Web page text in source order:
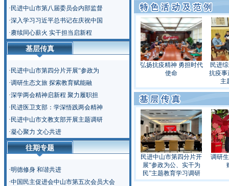
· 民进中山市第八届委员会内部监督
·深入学习习近平总书记在庆祝中国
·赓续同心薪火 实干担当启新程
基层传真
· 民进中山市第四分片开展“参政为
·调研生态文旅 探索教育赋能融
·深学两会精神启新程 聚力履职担
· 民进医卫支部：学深悟践两会精神
· 民进中山市文教支部开展主题调研
·凝心聚力 文心共进
往期专题
·明德修身 和谐共进
·中国民主促进会中山市第五次会员大会
弘扬抗疫精神 勇担时代
使命
民进
抗疫事
主
民进中山市第四分片开
展“参政为公、实干为
民”主题教育学习调研
调研